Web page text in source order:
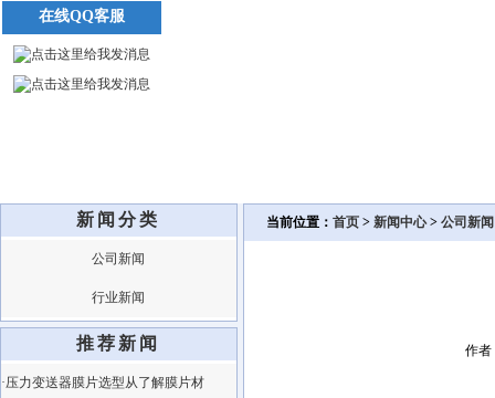
新闻分类
公司新闻
行业新闻
推荐新闻
·压力变送器膜片选型从了解膜片材
当前位置： 首页 > 新闻中心> 公司新闻
作者
在线QQ客服